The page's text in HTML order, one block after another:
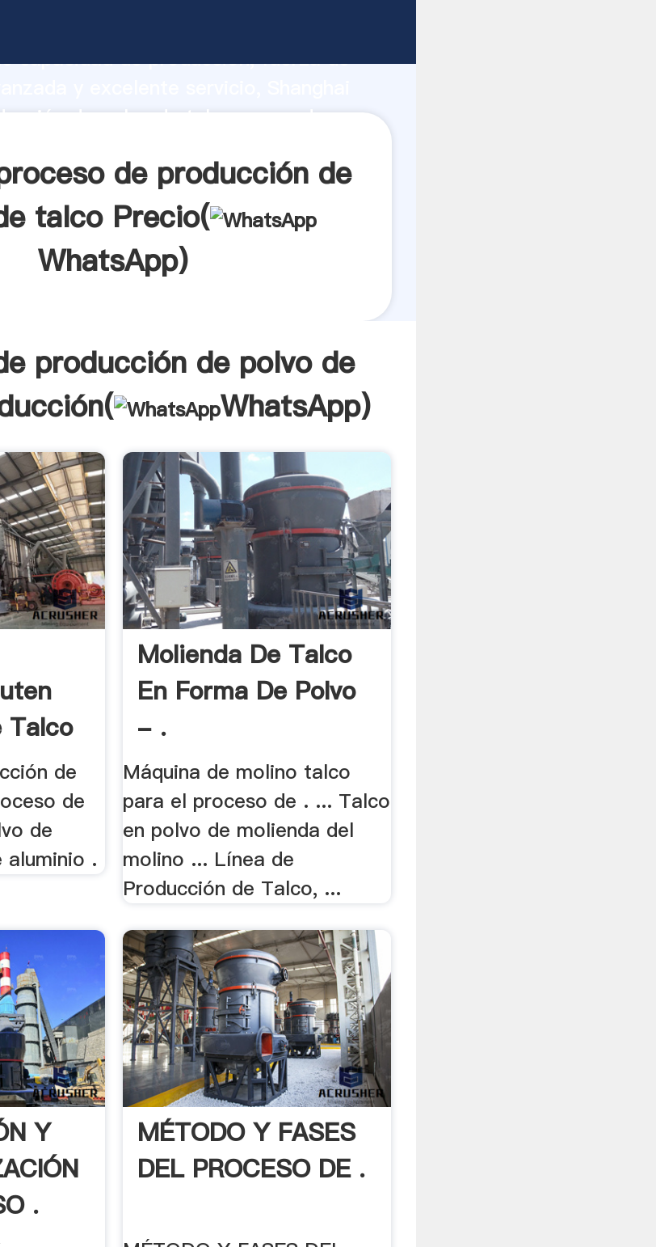
capacidad de producción, fuerza de
de polvo de talco proveedor
de producción de
talco Precio(
WhatsApp)
producción de polvo de
WhatsApp)
Talco
de
de
de
.
Molienda De Talco
En Forma De Polvo
- .
Máquina de molino talco
para el proceso de . ... Talco
en polvo de molienda del
molino ... Línea de
Producción de Talco, ...
Y
.
MÉTODO Y FASES
DEL PROCESO DE .